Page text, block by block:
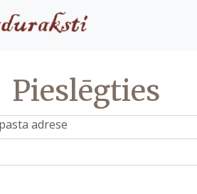
Pieslēgties
adrese